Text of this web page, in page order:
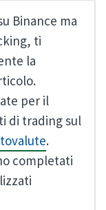
Binance ma
ti
la
per il
di trading sul
.
completati